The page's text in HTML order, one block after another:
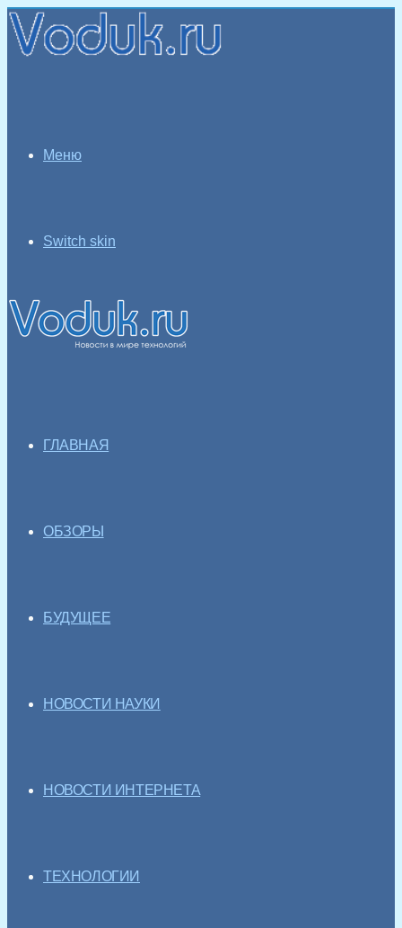
Меню
Switch skin
ГЛАВНАЯ
ОБЗОРЫ
БУДУЩЕЕ
НОВОСТИ НАУКИ
НОВОСТИ ИНТЕРНЕТА
ТЕХНОЛОГИИ